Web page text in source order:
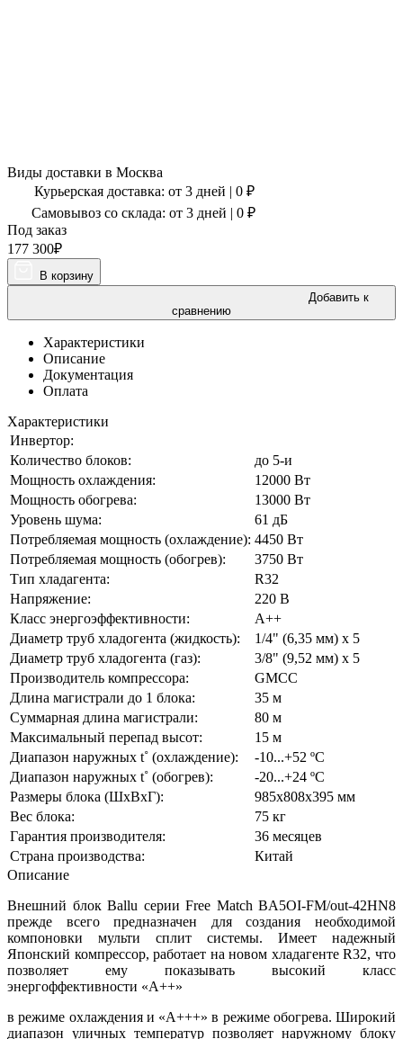
Виды доставки в Москва
Курьерская доставка: от 3 дней | 0 ₽
Самовывоз со склада: от 3 дней | 0 ₽
Под заказ
177 300₽
В корзину
Добавить к
сравнению
Характеристики
Описание
Документация
Оплата
Характеристики
Инвертор:
Количество блоков:
до 5-и
Мощность охлаждения:
12000 Вт
Мощность обогрева:
13000 Вт
Уровень шума:
61 дБ
Потребляемая мощность (охлаждение): 4450 Вт
Потребляемая мощность (обогрев):
3750 Вт
Тип хладагента:
R32
Напряжение:
220 В
Класс энергоэффективности:
A++
Диаметр труб хладогента (жидкость):
1/4" (6,35 мм) х 5
Диаметр труб хладогента (газ):
3/8" (9,52 мм) х 5
Производитель компрессора:
GMCC
Длина магистрали до 1 блока:
35 м
Суммарная длина магистрали:
80 м
Максимальный перепад высот:
15 м
Диапазон наружных t˚ (охлаждение):
-10...+52 ºС
Диапазон наружных t˚ (обогрев):
-20...+24 ºС
Размеры блока (ШхВхГ):
985х808х395 мм
Вес блока:
75 кг
Гарантия производителя:
36 месяцев
Страна производства:
Китай
Описание
Внешний блок Ballu серии Free Match BA5OI-FM/out-42HN8
прежде всего предназначен для создания необходимой
компоновки мульти сплит системы. Имеет надежный
Японский компрессор, работает на новом хладагенте R32, что
позволяет ему показывать высокий класс
энергоффективности «А++»
в режиме охлаждения и «А+++» в режиме обогрева. Широкий
диапазон уличных температур позволяет наружному блоку